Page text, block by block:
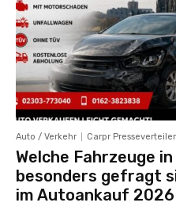
Auto / Verkehr Carpr Presseverteiler
Welche Fahrzeuge
besonders gefragt
im Autoankauf 2026